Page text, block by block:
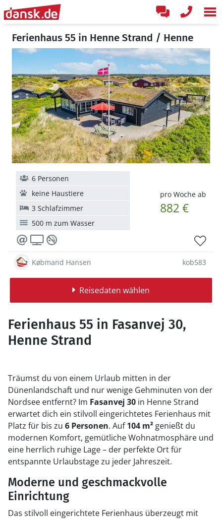
Ferienhaus 55 in Henne Strand / Henne
pro Woche ab
882 €
6 Personen
keine Haustiere
3 Schlafzimmer
500 m zum Wasser
Købmand Hansen kob583
Reisedaten wählen
Ferienhaus 55 in Fasanvej 30,
Henne Strand
Träumst du von einem Urlaub mitten in der
Dünenlandschaft und nur wenige Gehminuten von der
Nordsee entfernt? Im Fasanvej 30 in Henne Strand
erwartet dich ein stilvoll eingerichtetes Ferienhaus mit
Platz für bis zu 6 Personen. Auf104 m² genießt du
modernen Komfort, gemütliche Wohnatmosphäre und
eine herrlich ruhige Lage – der perfekte Ort für
entspannte Urlaubstage zu jeder Jahreszeit.
Moderne und geschmackvolle
Einrichtung
Das stilvoll eingerichtete Ferienhaus überzeugt mit